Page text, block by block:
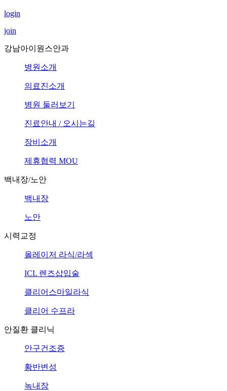
login
join
강남아이원스안과
병원소개
의료진소개
병원 둘러보기
진료안내 / 오시는길
장비소개
제휴협력 MOU
백내장/노안
백내장
노안
시력교정
올레이저 라식/라섹
ICL 렌즈삽입술
클리어스마일라식
클리어 수프라
안질환 클리닉
안구건조증
황반변성
녹내장